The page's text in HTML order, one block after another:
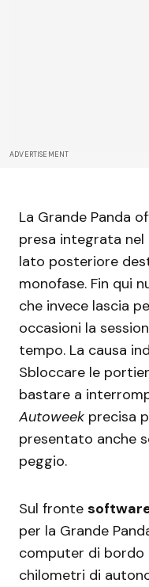
ADVERTISEMENT
La Grande Panda
presa integrata nel
lato posteriore
monofase. Fin qui
che invece lascia
occasioni la
tempo. La causa
Sbloccare le
bastare a
Autoweek precisa
presentato anche
peggio.
Sul fronte
per la Grande
computer di bordo
chilometri di